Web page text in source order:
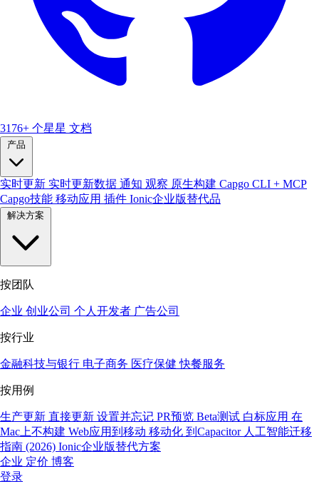
3176+ 个星星 文档
产品
实时更新 实时更新数据 通知 观察 原生构建 Capgo CLI + MCP
Capgo技能 移动应用 插件 Ionic企业版替代品
解决方案
按团队
企业 创业公司 个人开发者 广告公司
按行业
金融科技与银行 电子商务 医疗保健快餐服务
按用例
生产更新 直接更新 设置并忘记 PR预览 Beta测试 白标应用 在
Mac上不构建 Web应用到移动 移动化 到Capacitor 人工智能迁移
指南 (2026) Ionic企业版替代方案
企业 定价 博客
登录